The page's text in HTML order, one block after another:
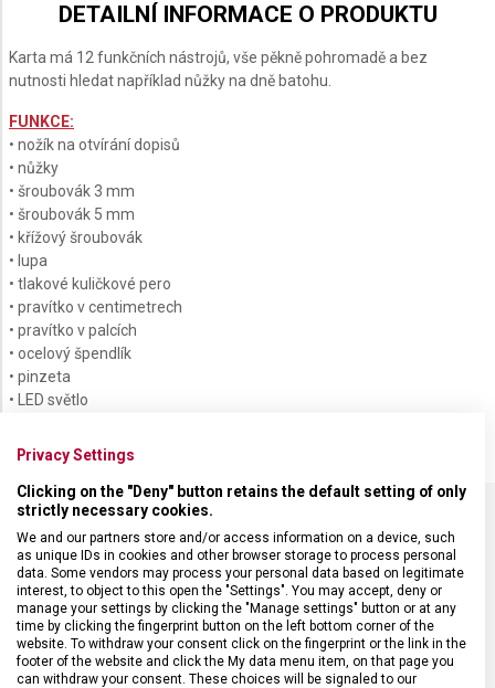
DETAILNÍ INFORMACE O PRODUKTU
Karta má 12 funkčních nástrojů, vše pěkně pohromadě a bez
nutnosti hledat například nůžky na dně batohu.
FUNKCE:
• nožík na otvírání dopisů
• nůžky
• šroubovák 3 mm
• šroubovák 5 mm
• křížový šroubovák
• lupa
• tlakové kuličkové pero
• pravítko v centimetrech
• pravítko v palcích
• ocelový špendlík
• pinzeta
• LED světlo
SPECIFIKACE PRODUKTU
DRUH ZBOŽÍ Kapesní nože
Privacy Settings
Clicking on the "Deny" button retains the default setting of only
strictly necessary cookies.
We and our partners store and/or access information on a device, such
as unique IDs in cookies and other browser storage to process personal
data. Some vendors may process your personal data based on legitimate
interest, to object to this open the "Settings". You may accept, deny or
manage your settings by clicking the "Manage settings" button or at any
time by clicking the fingerprint button on the left bottom corner of the
website. To withdraw your consent click on the fingerprint or the link in the
footer of the website and click the My data menu item, on that page you
can withdraw your consent. These choices will be signaled to our